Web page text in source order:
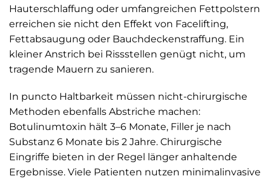
Hauterschlaffung oder umfangreichen Fettpolstern
erreichen sie nicht den Effekt von Facelifting,
Fettabsaugung oder Bauchdeckenstraffung. Ein
kleiner Anstrich bei Rissstellen genügt nicht, um
tragende Mauern zu sanieren.
In puncto Haltbarkeit müssen nicht-chirurgische
Methoden ebenfalls Abstriche machen:
Botulinumtoxin hält 3–6 Monate, Filler je nach
Substanz 6 Monate bis 2 Jahre. Chirurgische
Eingriffe bieten in der Regel länger anhaltende
Ergebnisse. Viele Patienten nutzen minimalinvasive